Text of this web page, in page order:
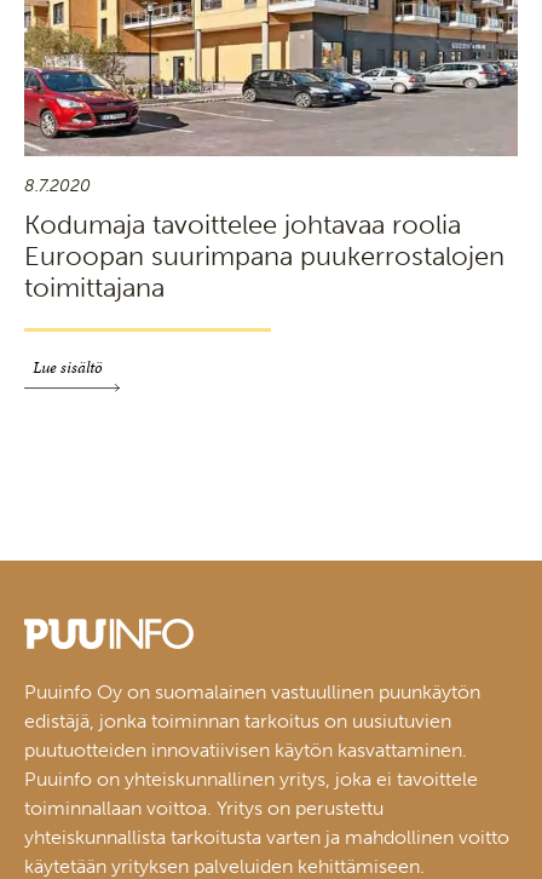
8.7.2020
Kodumaja tavoittelee johtavaa roolia
Euroopan suurimpana puukerrostalojen
toimittajana
Lue sisältö
Puuinfo Oy on suomalainen vastuullinen puunkäytön
edistäjä, jonka toiminnan tarkoitus on uusiutuvien
puutuotteiden innovatiivisen käytön kasvattaminen.
Puuinfo on yhteiskunnallinen yritys, joka ei tavoittele
toiminnallaan voittoa. Yritys on perustettu
yhteiskunnallista tarkoitusta varten ja mahdollinen voitto
käytetään yrityksen palveluiden kehittämiseen.